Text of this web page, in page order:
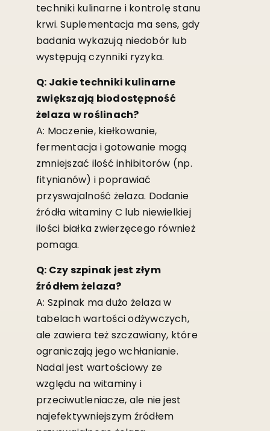
techniki kulinarne i kontrolę stanu
krwi. Suplementacja ma sens, gdy
badania wykazują niedobór lub
występują czynniki ryzyka.
Q: Jakie techniki kulinarne
zwiększają biodostępność
żelaza w roślinach?
A: Moczenie, kiełkowanie,
fermentacja i gotowanie mogą
zmniejszać ilość inhibitorów (np.
fitynianów) i poprawiać
przyswajalność żelaza. Dodanie
źródła witaminy C lub niewielkiej
ilości białka zwierzęcego również
pomaga.
Q: Czy szpinak jest złym
źródłem żelaza?
A: Szpinak ma dużo żelaza w
tabelach wartości odżywczych,
ale zawiera też szczawiany, które
ograniczają jego wchłanianie.
Nadal jest wartościowy ze
względu na witaminy i
przeciwutleniacze, ale nie jest
najefektywniejszym źródłem